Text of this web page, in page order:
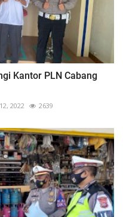
Kantor PLN Cabang
2022 2639